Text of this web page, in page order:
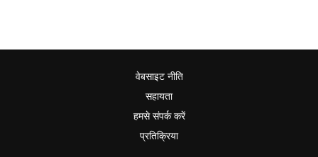
वेबसाइट नीति
सहायता
हमसे संपर्क करें
प्रतिक्रिया